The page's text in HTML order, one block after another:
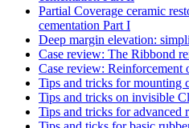
Partial Coverage ceramic
cementation Part I
Deep margin elevation:
Case review: The Ribbond
Case review: Reinforcement
Tips and tricks for mounting
Tips and tricks on invisible
Tips and tricks for advanced